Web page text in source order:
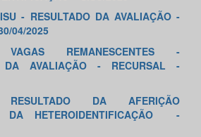
- RESULTADO DA AVALIAÇÃO -
04/2025
VAGAS REMANESCENTES -
DA AVALIAÇÃO - RECURSAL -
RESULTADO DA AFERIÇÃO
DA HETEROIDENTIFICAÇÃO -